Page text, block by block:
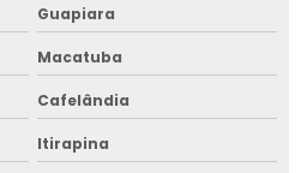
Guapiara
Macatuba
Cafelândia
Itirapina